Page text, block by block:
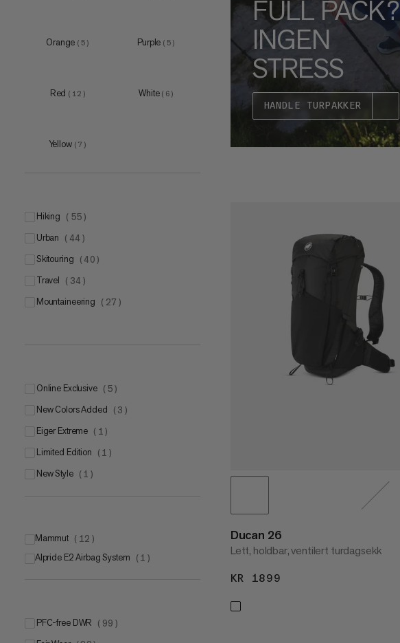
1)
Orange ( 5 ) Purple ( 5 )
Red ( 12 ) White ( 6 )
Yellow ( 7 )
hiking ( 55 )
urban ( 44 )
skitouring ( 40 )
travel ( 34 )
mountaineering ( 27 )
Online Exclusive ( 5 )
New Colors Added ( 3 )
Eiger Extreme ( 1 )
Limited Edition ( 1 )
New Style ( 1 )
Mammut ( 12 )
Mammut Airbag Technology 3
Alpride E2 Airbag System ( 1 )
PFC-free DWR ( 99 )
FULL PACK?
INGEN
STRESS
HANDLE TURPAKKER
Ducan 26
Lett, holdbar, ventilert turdagsekk
KR 1899